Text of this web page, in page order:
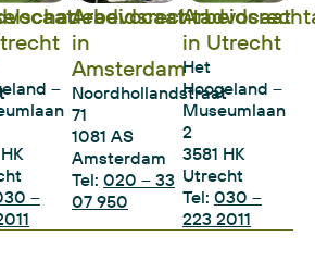
–
–
Arbeidsrechtadvocaat
in
Amsterdam
Noordhollandstraat
71
1081 AS
Amsterdam
Tel: 020 – 33
07 950
in Utrecht
Het
Hoogeland –
Museumlaan
2
3581 HK
Utrecht
Tel: 030 –
223 2011